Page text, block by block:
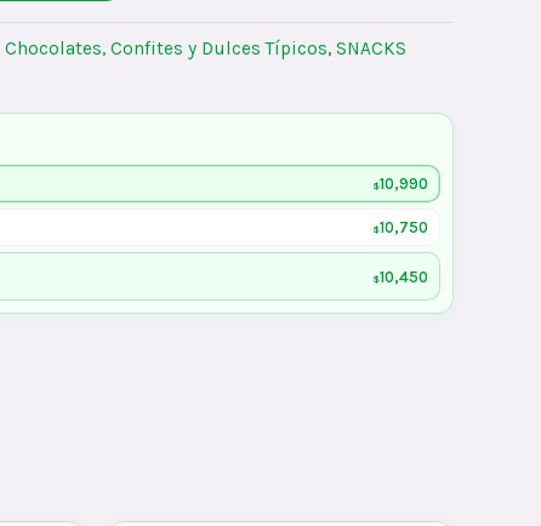
Chocolates, Confites y Dulces Típicos, SNACKS
$10,990
$10,750
$10,450